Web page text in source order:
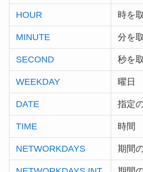
HOUR 時を
MINUTE 分を
SECOND 秒を
WEEKDAY 曜日
DATE 指定
TIME 時間
NETWORKDAYS 期間